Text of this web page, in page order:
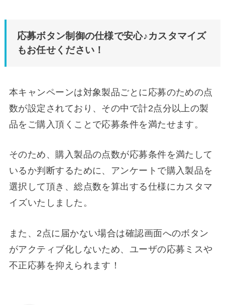
応募ボタン制御の仕様で安心♪カスタマイズ
もお任せください！
本キャンペーンは対象製品ごとに応募のための点
数が設定されており、その中で計2点分以上の製
品をご購入頂くことで応募条件を満たせます。
そのため、購入製品の点数が応募条件を満たして
いるか判断するために、アンケートで購入製品を
選択して頂き、総点数を算出する仕様にカスタマ
イズいたしました。
また、2点に届かない場合は確認画面へのボタン
がアクティブ化しないため、ユーザの応募ミスや
不正応募を抑えられます！